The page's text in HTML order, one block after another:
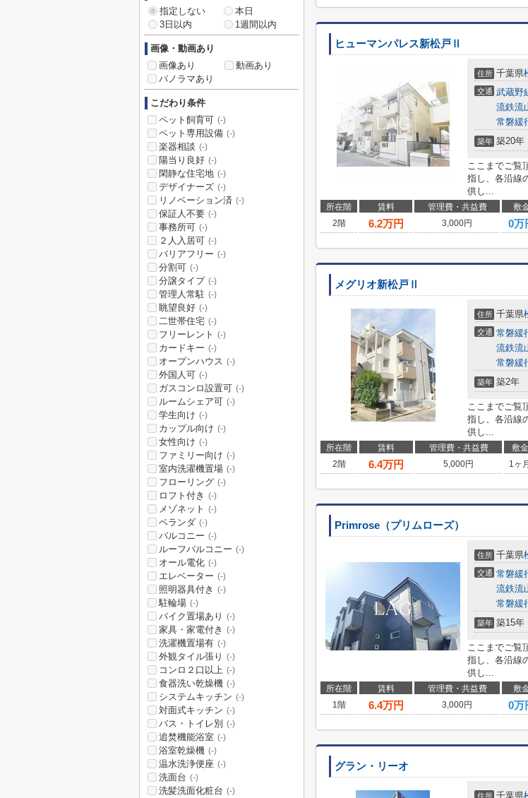
ヒューマンパレス新松戸Ⅱ
住所 千葉県
交通 武蔵野
流鉄流
常磐緩
築年 築20年
ここまでご覧
指し、各沿線
供し...
所在階 賃料 管理費・共益費 敷
2階
6.2万円 3,000円 0万
メグリオ新松戸Ⅱ
住所 千葉県
交通 常磐緩
流鉄流
常磐緩
築年 築2年
ここまでご覧
指し、各沿線
供し...
所在階 賃料 管理費・共益費 敷金
2階
6.4万円 5,000円 1ヶ月
Primrose（プリムローズ）
住所 千葉県
交通 常磐緩
流鉄流
常磐緩
築年 築15年
ここまでご覧
指し、各沿線
供し...
所在階 賃料 管理費・共益費 敷
1階
6.4万円 3,000円 0万
グラン・リーオ
住所 千葉県
指定しない
本日
3日以内
1週間以内
画像・動画あり
画像あり
動画あり
パノラマあり
こだわり条件
ペット飼育可 (-)
ペット専用設備 (-)
楽器相談 (-)
陽当り良好 (-)
閑静な住宅地 (-)
デザイナーズ (-)
リノベーション済 (-)
保証人不要 (-)
事務所可 (-)
２人入居可 (-)
バリアフリー (-)
分割可 (-)
分譲タイプ (-)
管理人常駐 (-)
眺望良好 (-)
二世帯住宅 (-)
フリーレント (-)
カードキー (-)
オープンハウス (-)
外国人可 (-)
ガスコンロ設置可 (-)
ルームシェア可 (-)
学生向け (-)
カップル向け (-)
女性向け (-)
ファミリー向け (-)
室内洗濯機置場 (-)
フローリング (-)
ロフト付き (-)
メゾネット (-)
ベランダ (-)
バルコニー (-)
ルーフバルコニー (-)
オール電化 (-)
エレベーター (-)
照明器具付き (-)
駐輪場 (-)
バイク置場あり (-)
家具・家電付き (-)
洗濯機置場有 (-)
外観タイル張り (-)
コンロ２口以上 (-)
食器洗い乾燥機 (-)
システムキッチン (-)
対面式キッチン (-)
バス・トイレ別 (-)
追焚機能浴室 (-)
浴室乾燥機 (-)
温水洗浄便座 (-)
洗面台 (-)
洗髪洗面化粧台 (-)